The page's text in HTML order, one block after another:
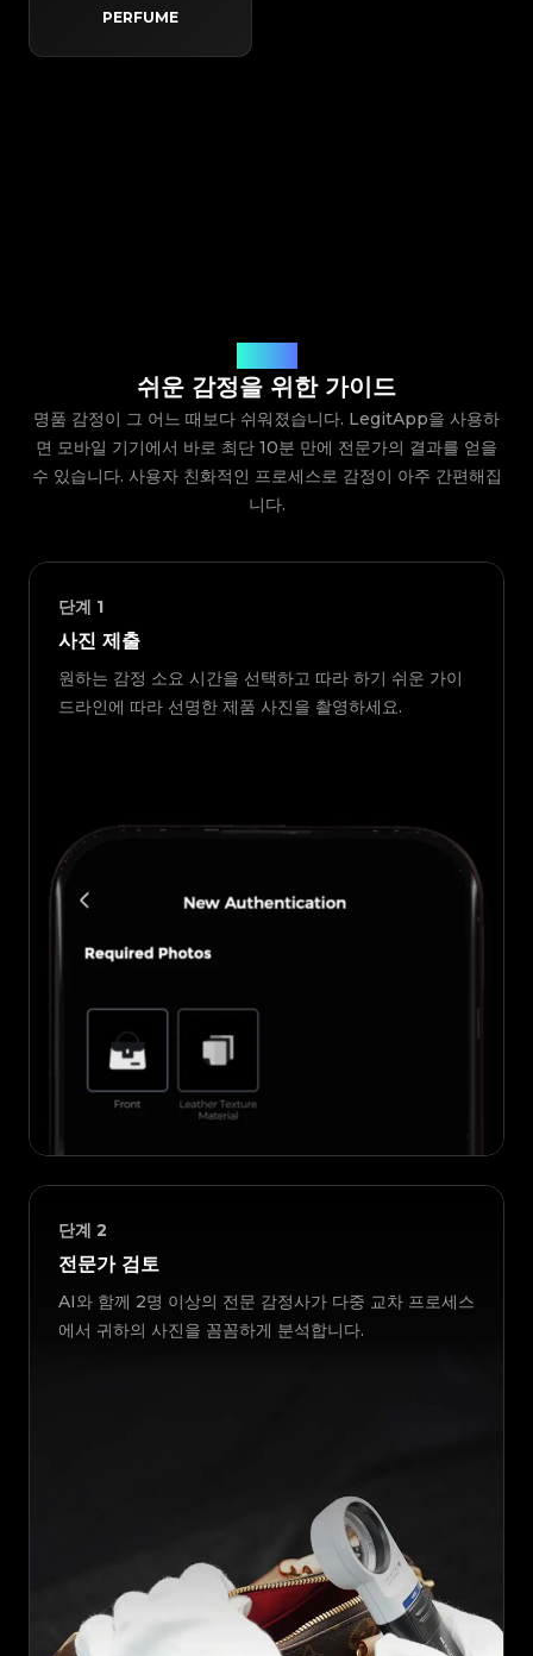
PERFUME
쉬운 감정을 위한 가이드
명품 감정이 그 어느 때보다 쉬워졌습니다. LegitApp을 사용하
면 모바일 기기에서 바로 최단 10분 만에 전문가의 결과를 얻을
수 있습니다. 사용자 친화적인 프로세스로 감정이 아주 간편해집
니다.
단계 1
사진 제출
원하는 감정 소요 시간을 선택하고 따라 하기 쉬운 가이
드라인에 따라 선명한 제품 사진을 촬영하세요.
단계 2
전문가 검토
AI와 함께 2명 이상의 전문 감정사가 다중 교차 프로세스
에서 귀하의 사진을 꼼꼼하게 분석합니다.